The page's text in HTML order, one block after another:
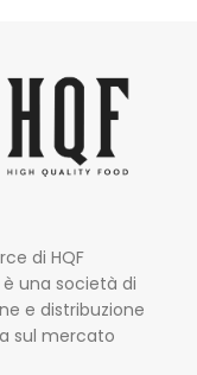
di HQF
una società di
e distribuzione
sul mercato